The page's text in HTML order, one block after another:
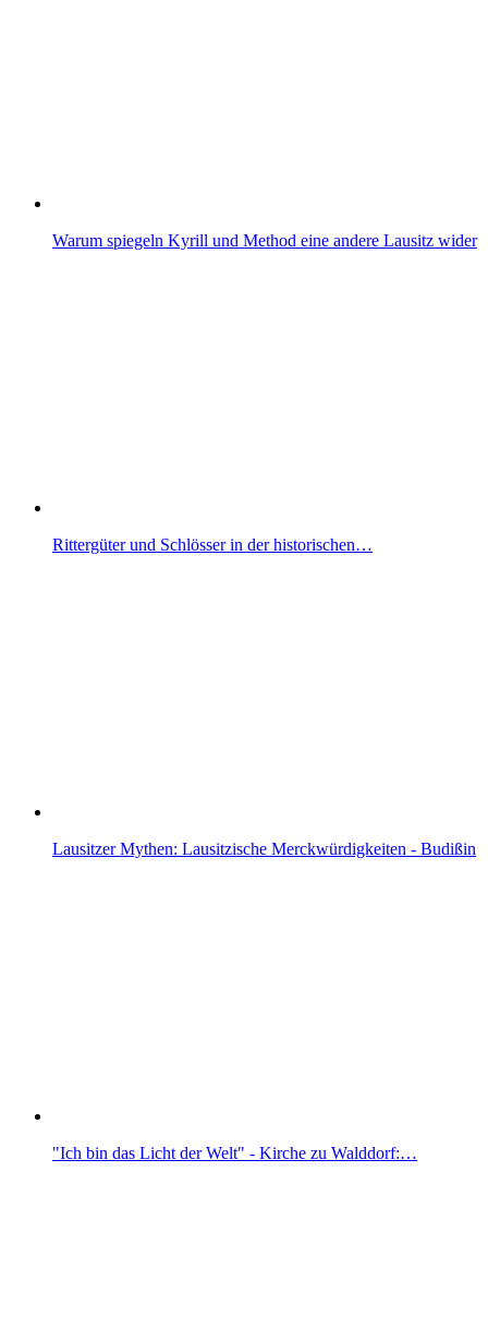
Warum spiegeln Kyrill und Method eine andere Lausitz wider
Rittergüter und Schlösser in der historischen…
Lausitzer Mythen: Lausitzische Merckwürdigkeiten - Budißin
"Ich bin das Licht der Welt" - Kirche zu Walddorf:…